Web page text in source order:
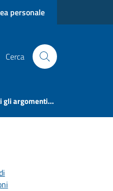
personale
Cerca
gli argomenti...